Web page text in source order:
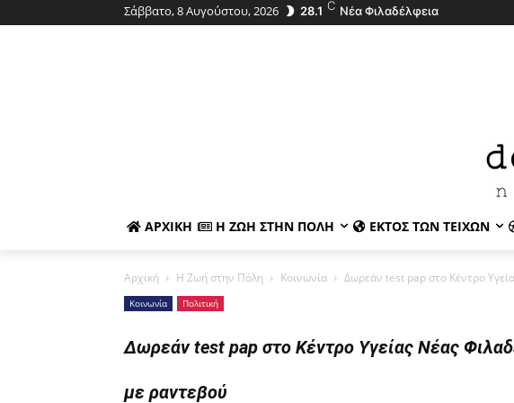
Σάββατο, 8 Αυγούστου, 2026 28.1 C Νέα Φιλαδέλφεια
ΑΡΧΙΚΉ Η ΖΩΉ ΣΤΗΝ ΠΌΛΗ ΕΚΤΌΣ ΤΩΝ ΤΕΙΧΏΝ
Αρχική Η Ζωή στην Πόλη Κοινωνία Δωρεάν test pap στο Κέντρο
Κοινωνία Πολιτική
Δωρεάν test pap στο Κέντρο Υγείας Νέας
με ραντεβού